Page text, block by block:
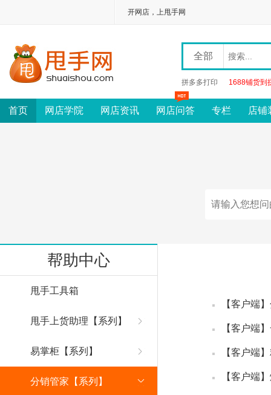
开网店，上甩手网
全部
拼多多打印 1688铺货到
首页 网店学院 网店资讯 网店问答 专栏 店铺
帮助中心
甩手工具箱
甩手上货助理【系列】
易掌柜【系列】
分销管家【系列】
【客户端
【客户端
【客户端
【客户端